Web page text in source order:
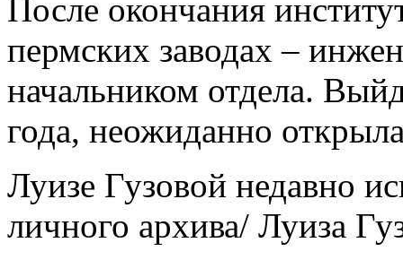
После окончания
пермских заводах –
начальником отдела.
года, неожиданно
Луизе Гузовой недавно
личного архива/ Луиза